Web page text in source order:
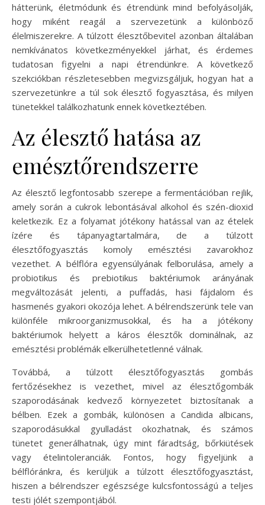
hátterünk, életmódunk és étrendünk mind befolyásolják,
hogy miként reagál a szervezetünk a különböző
élelmiszerekre. A túlzott élesztőbevitel azonban általában
nemkívánatos következményekkel járhat, és érdemes
tudatosan figyelni a napi étrendünkre. A következő
szekciókban részletesebben megvizsgáljuk, hogyan hat a
szervezetünkre a túl sok élesztő fogyasztása, és milyen
tünetekkel találkozhatunk ennek következtében.
Az élesztő hatása az
emésztőrendszerre
Az élesztő legfontosabb szerepe a fermentációban rejlik,
amely során a cukrok lebontásával alkohol és szén-dioxid
keletkezik. Ez a folyamat jótékony hatással van az ételek
ízére és tápanyagtartalmára, de a túlzott
élesztőfogyasztás komoly emésztési zavarokhoz
vezethet. A bélflóra egyensúlyának felborulása, amely a
probiotikus és prebiotikus baktériumok arányának
megváltozását jelenti, a puffadás, hasi fájdalom és
hasmenés gyakori okozója lehet. A bélrendszerünk tele van
különféle mikroorganizmusokkal, és ha a jótékony
baktériumok helyett a káros élesztők dominálnak, az
emésztési problémák elkerülhetetlenné válnak.
Továbbá, a túlzott élesztőfogyasztás gombás
fertőzésekhez is vezethet, mivel az élesztőgombák
szaporodásának kedvező környezetet biztosítanak a
bélben. Ezek a gombák, különösen a Candida albicans,
szaporodásukkal gyulladást okozhatnak, és számos
tünetet generálhatnak, úgy mint fáradtság, bőrkiütések
vagy ételintoleranciák. Fontos, hogy figyeljünk a
bélflóránkra, és kerüljük a túlzott élesztőfogyasztást,
hiszen a bélrendszer egészsége kulcsfontosságú a teljes
testi jólét szempontjából.